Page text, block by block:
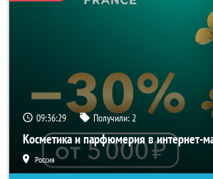
09:36:26 Получили:2
Косметика и парфюмерия в интернет-
Россия